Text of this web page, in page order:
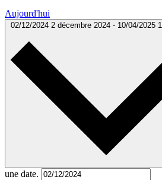
Aujourd'hui
02/12/2024 2 décembre 2024 - 10/04/2025
une date.